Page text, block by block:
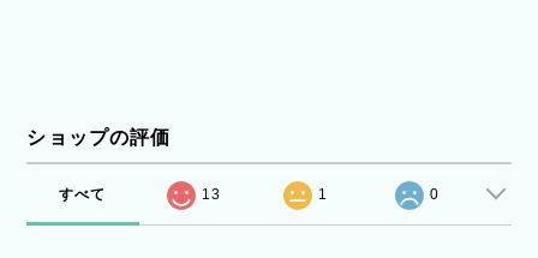
ショップの評価
すべて 13 1 0